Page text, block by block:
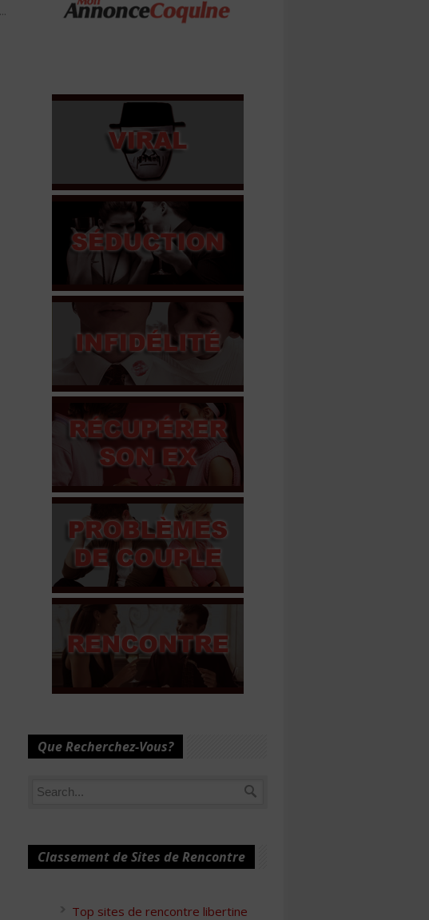
Que Recherchez-Vous?
Classement de Sites de Rencontre
Top sites de rencontre libertine